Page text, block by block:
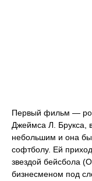
Первый фильм —
Джеймса Л. Брукса,
небольшим и она
софтболу. Ей
звездой бейсбола
бизнесменом под